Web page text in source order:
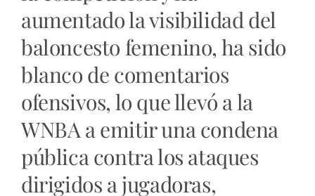
aumentado la visibilidad del
baloncesto femenino, ha sido
blanco de comentarios
ofensivos, lo que llevó a la
WNBA a emitir una condena
pública contra los ataques
dirigidos a jugadoras,